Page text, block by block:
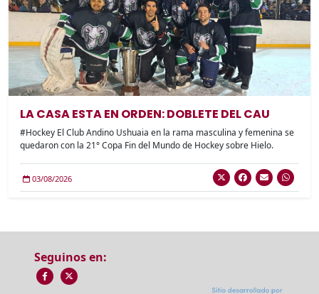
LA CASA ESTA EN ORDEN: DOBLETE DEL CAU
#Hockey El Club Andino Ushuaia en la rama masculina y femenina se
quedaron con la 21° Copa Fin del Mundo de Hockey sobre Hielo.
03/08/2026
Seguinos en: